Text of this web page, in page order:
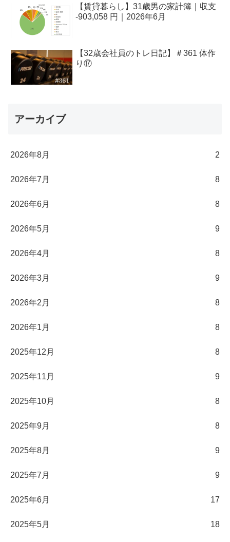
【賃貸暮らし】31歳男の家計簿｜収支
-903,058 円｜2026年6月
【32歳会社員のトレ日記】＃361 体作
り⑰
アーカイブ
2026年8月 2
2026年7月 8
2026年6月 8
2026年5月 9
2026年4月 8
2026年3月 9
2026年2月 8
2026年1月 8
2025年12月 8
2025年11月 9
2025年10月 8
2025年9月 8
2025年8月 9
2025年7月 9
2025年6月 17
2025年5月 18